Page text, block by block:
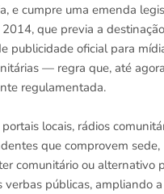
e cumpre uma emenda
que previa a
publicidade oficial para
— regra que, até
regulamentada.
locais, rádios
que comprovem sede,
comunitário ou alternativo
verbas públicas, ampliando a